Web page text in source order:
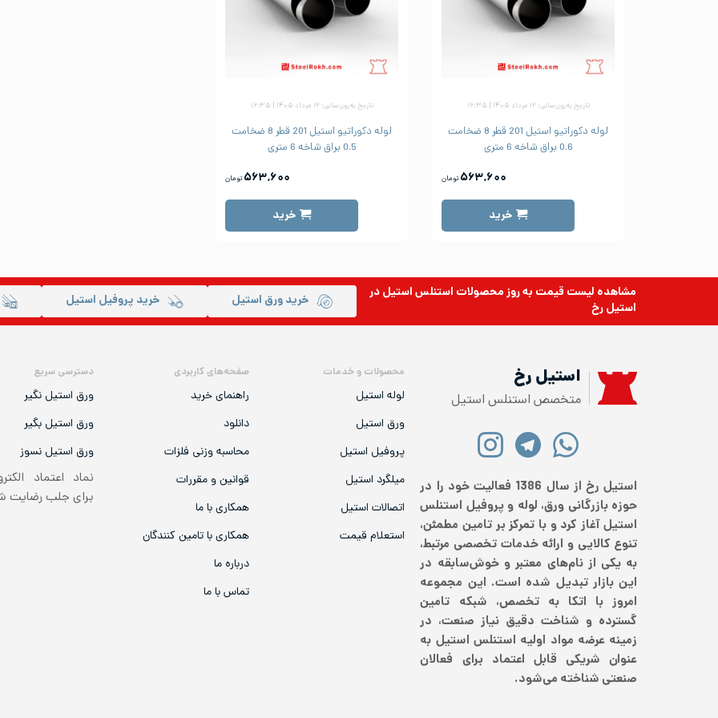
تاریخ به‌روزرسانی: ۱۲ مرداد ۱۴۰۵ | ۱۶:۳۵
لوله دکوراتیو استیل 201 قطر 8 ضخامت
0.6 براق شاخه 6 متری
۵۶۳,۶۰۰ تومان
خرید
تاریخ به‌روزرسانی: ۱۲ مرداد ۱۴۰۵ | ۱۶:۳۵
لوله دکوراتیو استیل 201 قطر 8 ضخامت
0.5 براق شاخه 6 متری
۵۶۳,۶۰۰ تومان
خرید
مشاهده لیست قیمت به روزمحصولات استنلس استیلدر
استیل رخ
خرید ورق استیل خرید پروفیل استیل
استیل رخ
متخصص استنلس استیل
استیل رخ از سال 1386 فعالیت خود را در
حوزه بازرگانی ورق، لوله و پروفیل استنلس
استیل آغاز کرد و با تمرکز بر تامین مطمئن،
تنوع کالایی و ارائه خدمات تخصصی مرتبط،
به یکی از نام‌های معتبر و خوش‌سابقه در
این بازار تبدیل شده است. این مجموعه
امروز با اتکا به تخصص، شبکه تامین
گسترده و شناخت دقیق نیاز صنعت، در
زمینه عرضه مواد اولیه استنلس استیل به
عنوان شریکی قابل اعتماد برای فعالان
صنعتی شناخته می‌شود.
محصولات و خدمات
لوله استیل
ورق استیل
پروفیل استیل
میلگرد استیل
اتصالات استیل
استعلام قیمت
صفحه‌های کاربردی
راهنمای خرید
دانلود
محاسبه وزنی فلزات
قوانین و مقررات
همکاری با ما
همکاری با تامین کنندگان
درباره ما
تماس با ما
دسترسی سریع
ورق استیل نگیر
ورق استیل بگیر
ورق استیل نسوز
نماد اعتماد
برای جلب